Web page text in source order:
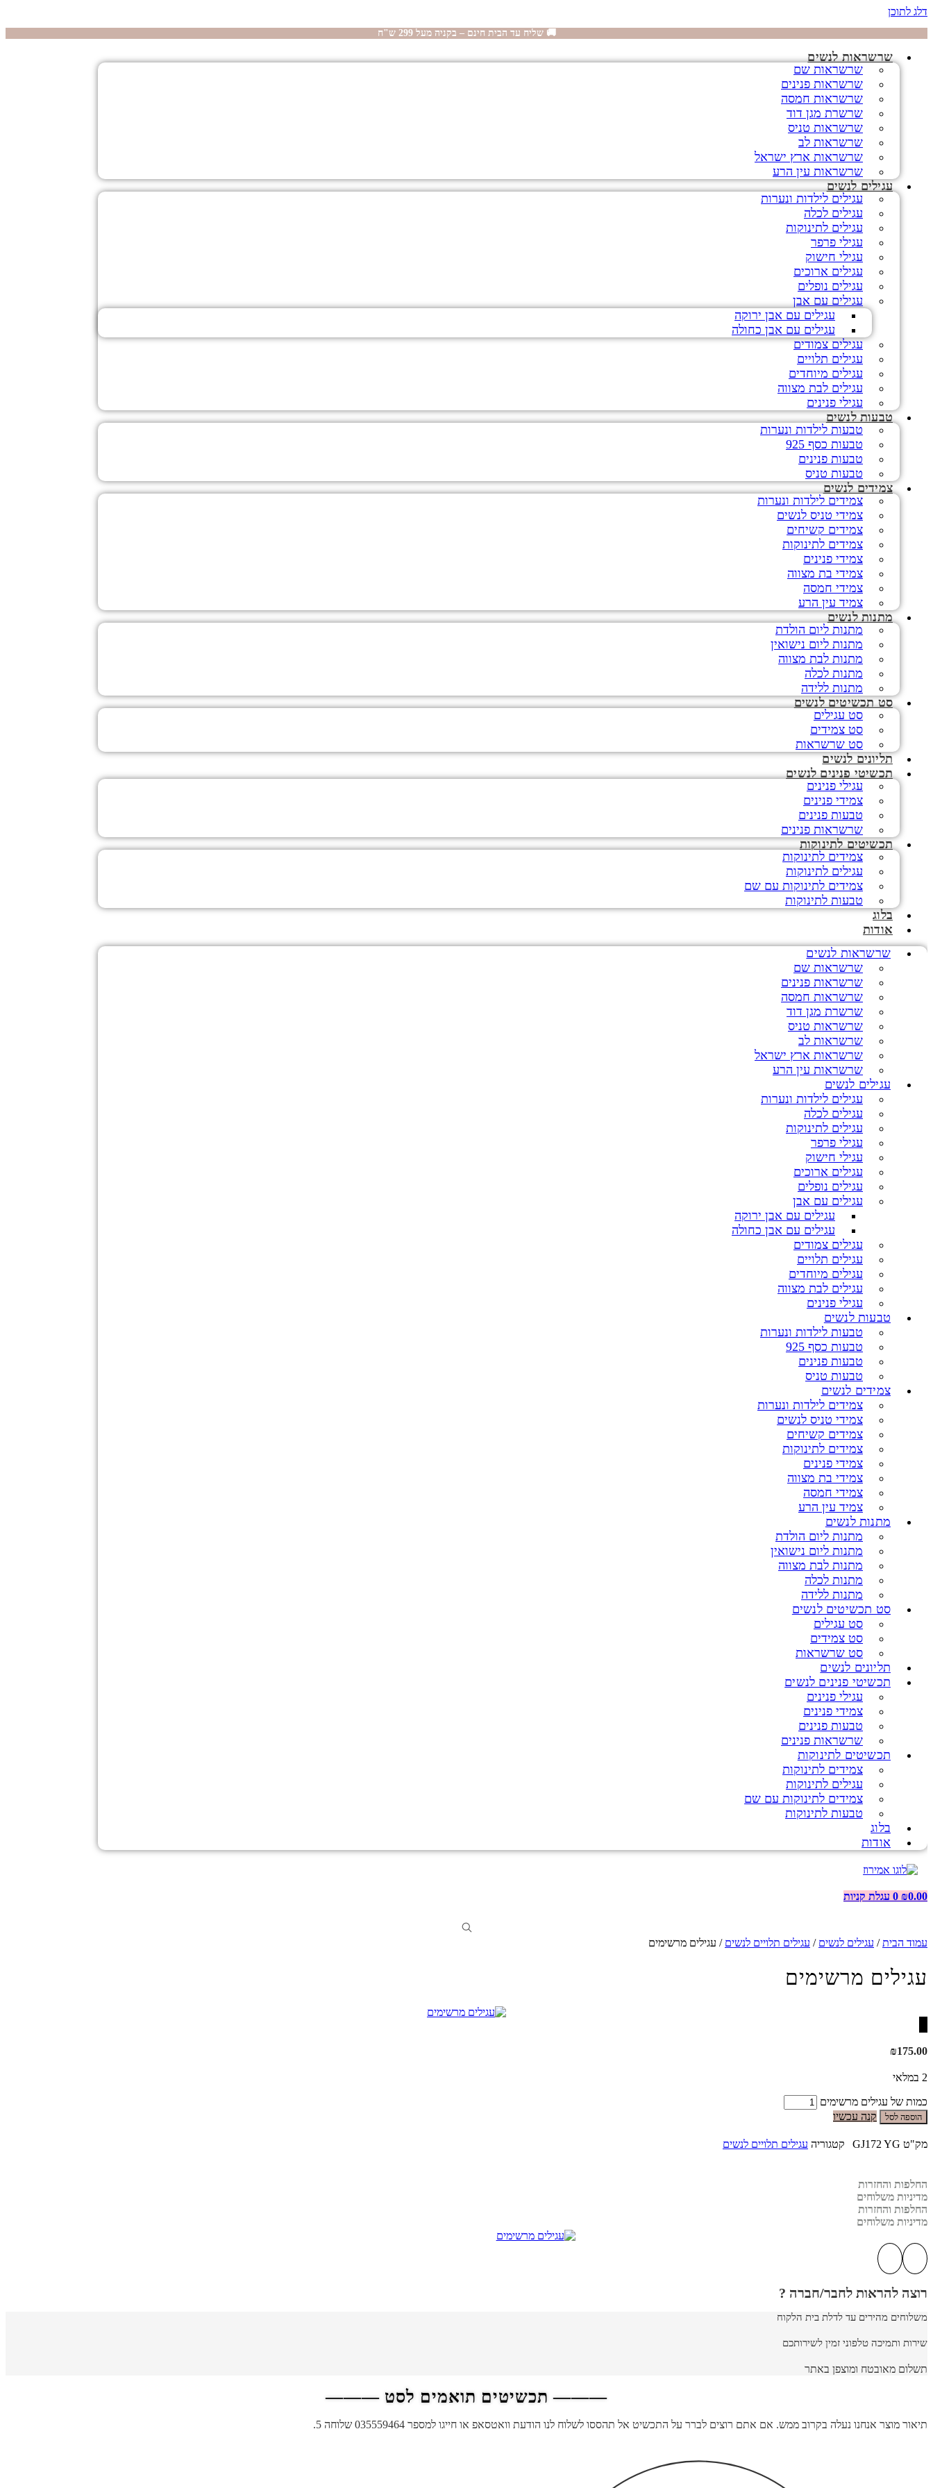
דלג לתוכן
🚚 שליח עד הבית חינם – בקניה מעל 299 ש"ח
שרשראות לנשים
שרשראות שם
שרשראות פנינים
שרשראות חמסה
שרשרת מגן דוד
שרשראות טניס
שרשראות לב
שרשראות ארץ ישראל
שרשראות עין הרע
עגילים לנשים
עגילים לילדות ונערות
עגילים לכלה
עגילים לתינוקות
עגילי פרפר
עגילי חישוק
עגילים ארוכים
עגילים נופלים
עגילים עם אבן
עגילים עם אבן ירוקה
עגילים עם אבן כחולה
עגילים צמודים
עגילים תלויים
עגילים מיוחדים
עגילים לבת מצווה
עגילי פנינים
טבעות לנשים
טבעות לילדות ונערות
טבעות כסף 925
טבעות פנינים
טבעות טניס
צמידים לנשים
צמידים לילדות ונערות
צמידי טניס לנשים
צמידים קשיחים
צמידים לתינוקות
צמידי פנינים
צמידי בת מצווה
צמידי חמסה
צמיד עין הרע
מתנות לנשים
מתנות ליום הולדת
מתנות ליום נישואין
מתנות לבת מצווה
מתנות לכלה
מתנות ללידה
סט תכשיטים לנשים
סט עגילים
סט צמידים
סט שרשראות
תליונים לנשים
תכשיטי פנינים לנשים
עגילי פנינים
צמידי פנינים
טבעות פנינים
שרשראות פנינים
תכשיטים לתינוקות
צמידים לתינוקות
עגילים לתינוקות
צמידים לתינוקות עם שם
טבעות לתינוקות
בלוג
אודות
שרשראות לנשים
שרשראות שם
שרשראות פנינים
שרשראות חמסה
שרשרת מגן דוד
שרשראות טניס
שרשראות לב
שרשראות ארץ ישראל
שרשראות עין הרע
עגילים לנשים
עגילים לילדות ונערות
עגילים לכלה
עגילים לתינוקות
עגילי פרפר
עגילי חישוק
עגילים ארוכים
עגילים נופלים
עגילים עם אבן
עגילים עם אבן ירוקה
עגילים עם אבן כחולה
עגילים צמודים
עגילים תלויים
עגילים מיוחדים
עגילים לבת מצווה
עגילי פנינים
טבעות לנשים
טבעות לילדות ונערות
טבעות כסף 925
טבעות פנינים
טבעות טניס
צמידים לנשים
צמידים לילדות ונערות
צמידי טניס לנשים
צמידים קשיחים
צמידים לתינוקות
צמידי פנינים
צמידי בת מצווה
צמידי חמסה
צמיד עין הרע
מתנות לנשים
מתנות ליום הולדת
מתנות ליום נישואין
מתנות לבת מצווה
מתנות לכלה
מתנות ללידה
סט תכשיטים לנשים
סט עגילים
סט צמידים
סט שרשראות
תליונים לנשים
תכשיטי פנינים לנשים
עגילי פנינים
צמידי פנינים
טבעות פנינים
שרשראות פנינים
תכשיטים לתינוקות
צמידים לתינוקות
עגילים לתינוקות
צמידים לתינוקות עם שם
טבעות לתינוקות
בלוג
אודות
₪0.00
0 עגלת קניות
עמוד הבית/ עגילים לנשים / עגילים תלויים לנשים / עגילים מרשימים
עגילים מרשימים
₪175.00
2 במלאי
כמות של עגילים מרשימים
הוספה לסל קנה עכשיו
מק"ט GJ172 YG קטגוריה עגילים תלויים לנשים
החלפות והחזרות
מדיניות משלוחים
החלפות והחזרות
מדיניות משלוחים
רוצה להראות לחבר/חברה ?
משלוחים מהירים עד לדלת בית הלקוח
שירות ותמיכה טלפוני זמין לשירותכם
תשלום מאובטח ומוצפן באתר
——— תכשיטים תואמים לסט ———
תיאור מוצר אנחנו נעלה בקרוב ממש. אם אתם רוצים לברר על התכשיט אל תהססו לשלוח לנו הודעת וואטסאפ או חייגו למספר 035559464 שלוחה 5.